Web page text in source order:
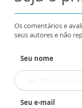
Os comentários e
seus autores e não
Seu nome
Seu e-mail